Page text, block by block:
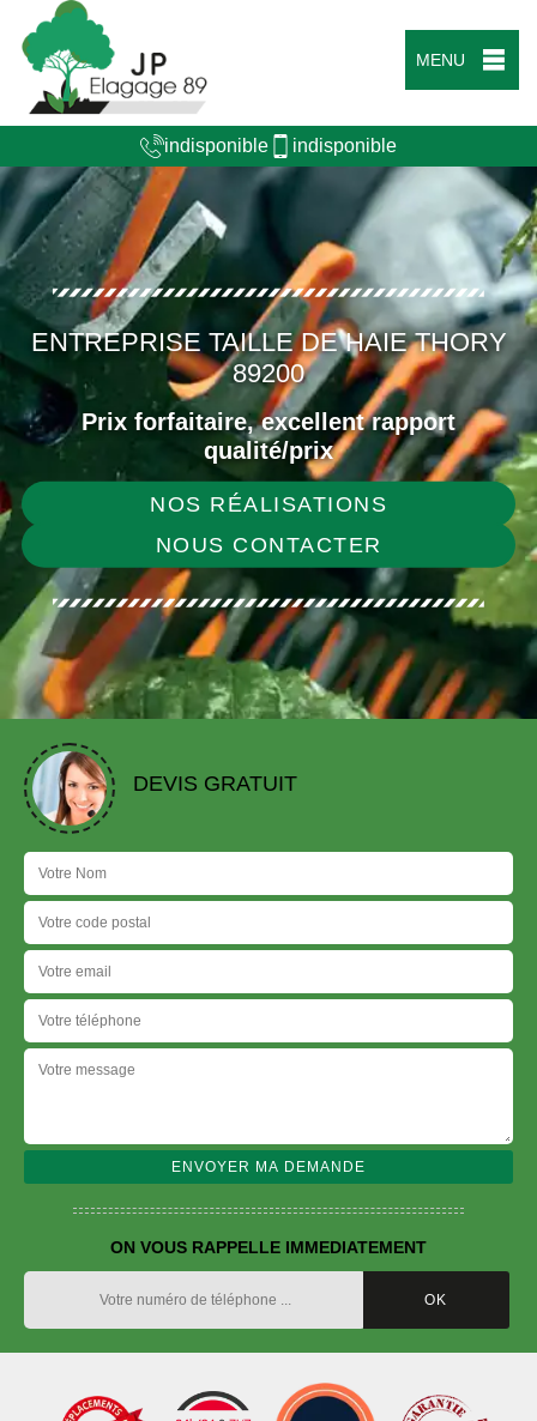
MENU
indisponible indisponible
ENTREPRISE TAILLE DE HAIE THORY
89200
Prix forfaitaire, excellent rapport
qualité/prix
NOS RÉALISATIONS
NOUS CONTACTER
DEVIS GRATUIT
ON VOUS RAPPELLE IMMEDIATEMENT